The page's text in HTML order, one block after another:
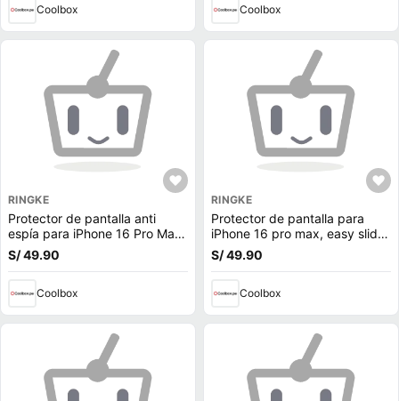
Coolbox Coolbox
RINGKE
Protector de pantalla anti
espía para iPhone 16 Pro Max,
easy slide con instalador, 2
unidades
S/ 49.90
Coolbox
RINGKE
Protector de pantalla para
iPhone 16 pro max, easy slide
con instalador, 2 unidades
S/ 49.90
Coolbox